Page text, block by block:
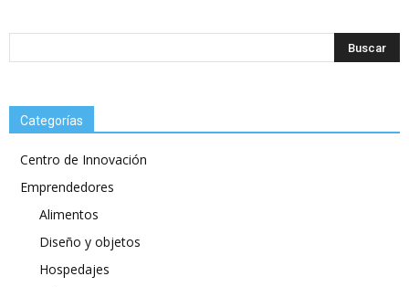
Categorías
Centro de Innovación
Emprendedores
Alimentos
Diseño y objetos
Hospedajes